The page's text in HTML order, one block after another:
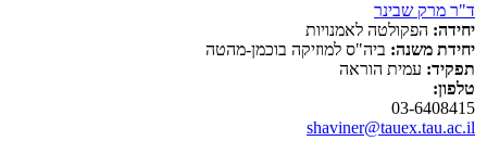
ד"ר מרק שבינר
יחידה: הפקולטה לאמנויות
יחידת משנה: ביה"ס למוזיקה בוכמן-מהטה
תפקיד: עמית הוראה
טלפון:
03-6408415
shaviner@tauex.tau.ac.il